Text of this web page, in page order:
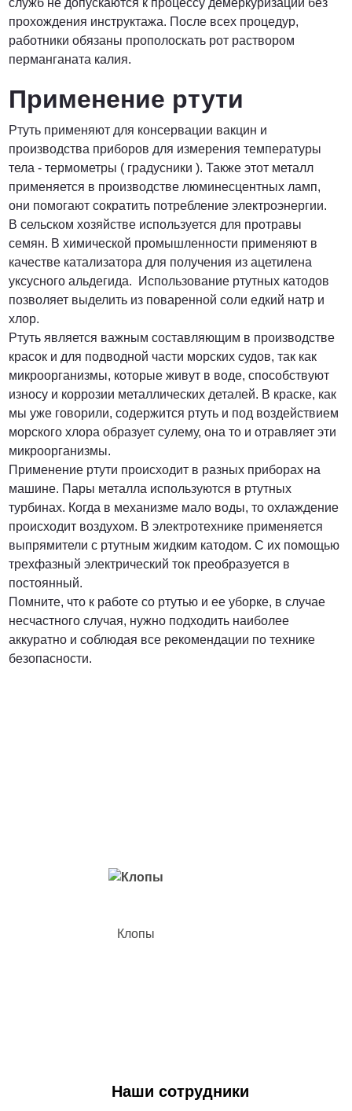
служб не допускаются к процессу демеркуризации без
прохождения инструктажа. После всех процедур,
работники обязаны прополоскать рот раствором
перманганата калия.
Применение ртути
Ртуть применяют для консервации вакцин и
производства приборов для измерения температуры
тела - термометры ( градусники ). Также этот металл
применяется в производстве люминесцентных ламп,
они помогают сократить потребление электроэнергии.
В сельском хозяйстве используется для протравы
семян. В химической промышленности применяют в
качестве катализатора для получения из ацетилена
уксусного альдегида. Использование ртутных катодов
позволяет выделить из поваренной соли едкий натр и
хлор.
Ртуть является важным составляющим в производстве
красок и для подводной части морских судов, так как
микроорганизмы, которые живут в воде, способствуют
износу и коррозии металлических деталей. В краске, как
мы уже говорили, содержится ртуть и под воздействием
морского хлора образует сулему, она то и отравляет эти
микроорганизмы.
Применение ртути происходит в разных приборах на
машине. Пары металла используются в ртутных
турбинах. Когда в механизме мало воды, то охлаждение
происходит воздухом. В электротехнике применяется
выпрямители с ртутным жидким катодом. С их помощью
трехфазный электрический ток преобразуется в
постоянный.
Помните, что к работе со ртутью и ее уборке, в случае
несчастного случая, нужно подходить наиболее
аккуратно и соблюдая все рекомендации по технике
безопасности.
Клопы
Наши сотрудники